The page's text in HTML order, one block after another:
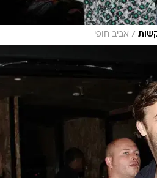
/ אביב חופי